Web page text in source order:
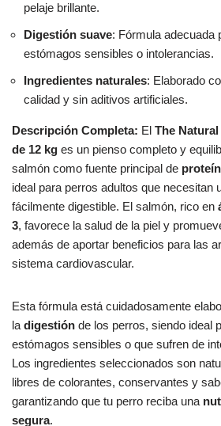
pelaje brillante.
Digestión suave: Fórmula adecuada
estómagos sensibles o intolerancias.
Ingredientes naturales: Elaborado
calidad y sin aditivos artificiales.
Descripción Completa: El The
de 12 kg es un pienso completo y
salmón como fuente principal de
ideal para perros adultos que necesitan
fácilmente digestible. El salmón, rico en
3, favorece la salud de la piel y
además de aportar beneficios para las
sistema cardiovascular.
Esta fórmula está cuidadosamente
la digestión de los perros, siendo ideal
estómagos sensibles o que sufren de
Los ingredientes seleccionados son
libres de colorantes, conservantes y
garantizando que tu perro reciba una
segura.